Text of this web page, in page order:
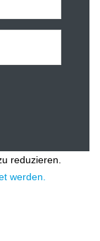
reduzieren.
werden.